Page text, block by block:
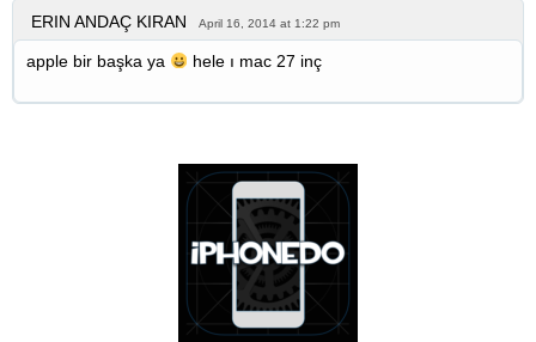
ERIN ANDAÇ KIRAN April 16, 2014 at 1:22 pm
apple bir başka ya hele ı mac 27 inç